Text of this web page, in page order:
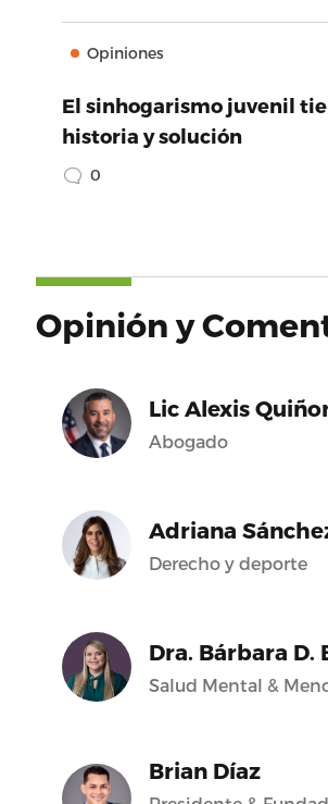
Opiniones
El sinhogarismo juvenil
historia y solución
0
Opinión y
Lic Alexis
Abogado
Adriana
Derecho y deporte
Dra. Bárbara D.
Salud Mental &
Brian Díaz